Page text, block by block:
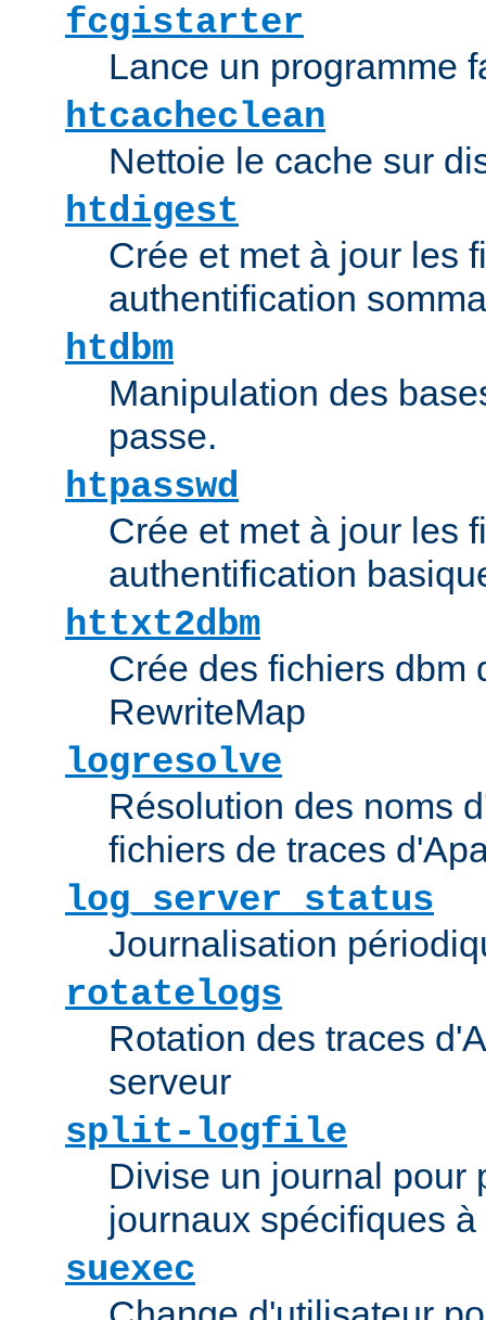
fcgistarter
Lance un programme
htcacheclean
Nettoie le cache sur
htdigest
Crée et met à jour les
authentification
htdbm
Manipulation des
passe.
htpasswd
Crée et met à jour les
authentification
httxt2dbm
Crée des fichiers dbm
RewriteMap
logresolve
Résolution des noms
fichiers de traces
log_server_status
Journalisation
rotatelogs
Rotation des traces
serveur
split-logfile
Divise un journal pour
journaux spécifiques
suexec